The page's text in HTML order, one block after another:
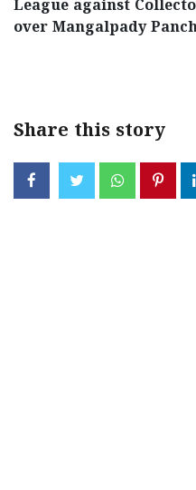
League against
over Mangalpady
Share this story